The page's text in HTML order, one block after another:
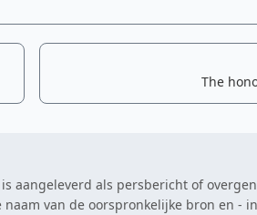
The
aangeleverd als persbericht of
van de oorspronkelijke bron en -